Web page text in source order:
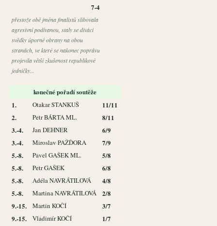
7-4
přestože obě jména finalistů slibovala
agresivní podívanou, staly se diváci
svědky úporné obrany na obou
stranách, ve které se nakonec poprávu
projevila větší zkušenost republikové
jedničky...
konečné pořadí soutěže
1.
Otakar STANKUŠ
11/11
2.
Petr BÁRTA ML.
8/11
3.-4.
Jan DEHNER
6/9
3.-4.
Miroslav PAŽĎORA
7/9
5.-8.
Pavel GAŠEK ML.
5/8
5.-8.
Petr GAŠEK
6/8
5.-8.
Adéla NAVRÁTILOVÁ
4/8
5.-8.
Martina NAVRÁTILOVÁ
2/8
9.-15.
Martin KOČÍ
3/7
9.-15.
Vladimír KOČÍ
1/7